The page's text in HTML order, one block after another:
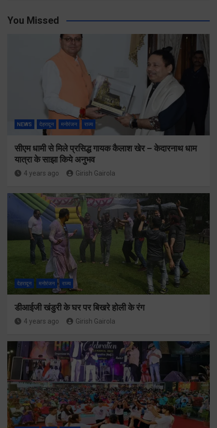
You Missed
NEWS देहरादून मनोरंजन राज्य
सीएम धामी से मिले प्रसिद्ध गायक कैलाश खेर – केदारनाथ धाम
यात्रा के साझा किये अनुभव
4 years ago Girish Gairola
देहरादून मनोरंजन राज्य
डीआईजी खंडुरी के घर पर बिखरे होली के रंग
4 years ago Girish Gairola